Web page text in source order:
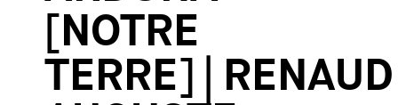
[NOTRE
TERRE] | RENAUD